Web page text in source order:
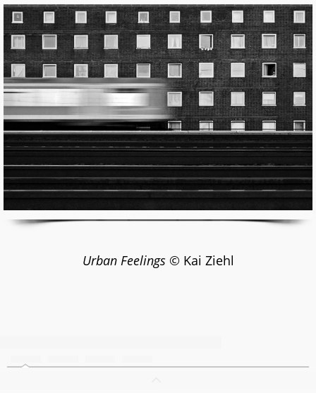
Urban Feelings© Kai Ziehl